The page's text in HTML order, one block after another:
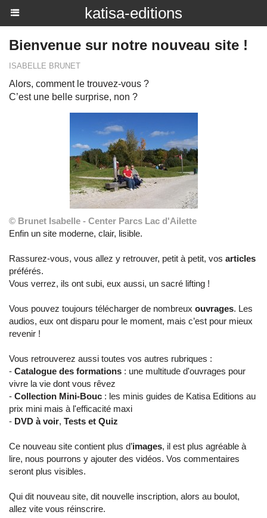
katisa-editions
Bienvenue sur notre nouveau site !
ISABELLE BRUNET
Alors, comment le trouvez-vous ?
C’est une belle surprise, non ?
© Brunet Isabelle - Center Parcs Lac d'Ailette
Enfin un site moderne, clair, lisible.
Rassurez-vous, vous allez y retrouver, petit à petit, vos articles
préférés.
Vous verrez, ils ont subi, eux aussi, un sacré lifting !
Vous pouvez toujours télécharger de nombreux ouvrages. Les
audios, eux ont disparu pour le moment, mais c’est pour mieux
revenir !
Vous retrouverez aussi toutes vos autres rubriques :
- Catalogue des formations : une multitude d'ouvrages pour
vivre la vie dont vous rêvez
- Collection Mini-Bouc : les minis guides de Katisa Editions au
prix mini mais à l'efficacité maxi
- DVD à voir, Tests et Quiz
Ce nouveau site contient plus d’images, il est plus agréable à
lire, nous pourrons y ajouter des vidéos. Vos commentaires
seront plus visibles.
Qui dit nouveau site, dit nouvelle inscription, alors au boulot,
allez vite vous réinscrire.